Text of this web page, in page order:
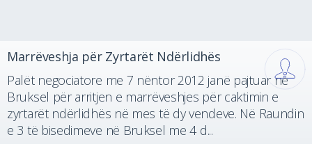
Marrëveshja për Zyrtarët Ndërlidhës
Palët negociatore me 7 nëntor 2012 janë pajtuar në
Bruksel për arritjen e marrëveshjes për caktimin e
zyrtarët ndërlidhës në mes të dy vendeve. Në Raundin
e 3 të bisedimeve në Bruksel me 4 d...